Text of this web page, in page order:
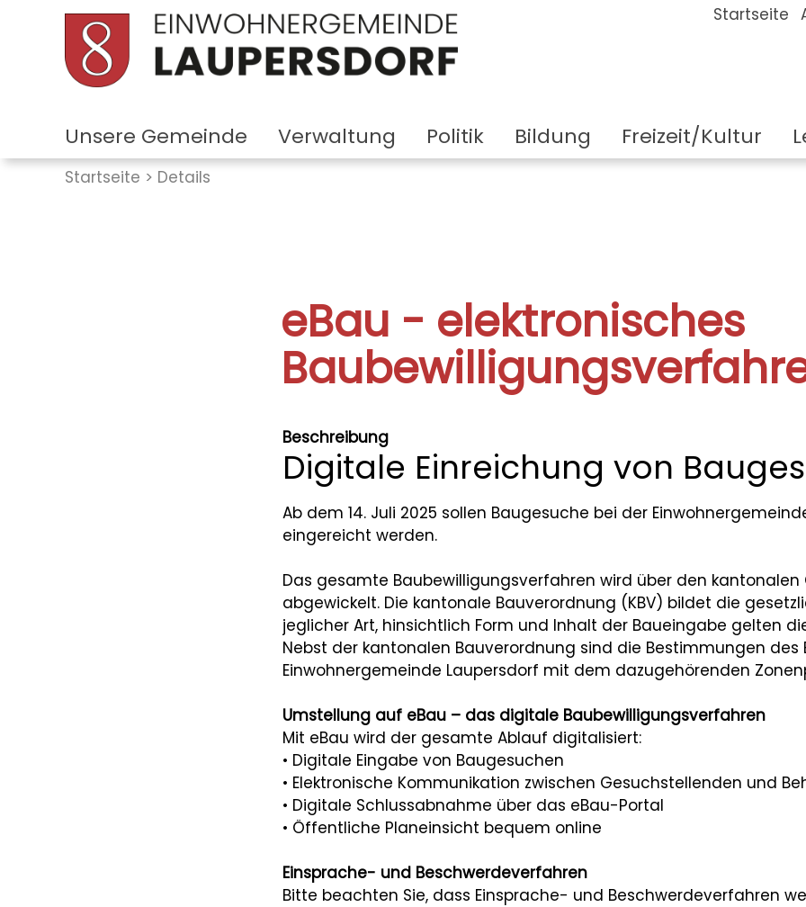
Startseite
Unsere Gemeinde Verwaltung Politik Bildung Freizeit/Kultur
Startseite Details
eBau - elektronisches
Beschreibung
Digitale Einreichung von
Ab dem 14. Juli 2025 sollen Baugesuche bei der
eingereicht werden.
Das gesamte Baubewilligungsverfahren wird über den
abgewickelt. Die kantonale Bauverordnung (KBV) bildet die
jeglicher Art, hinsichtlich Form und Inhalt der Baueingabe gelten
Nebst der kantonalen Bauverordnung sind die Bestimmungen
Einwohnergemeinde Laupersdorf mit dem dazugehörenden
Umstellung auf eBau – das digitale Baubewilligungsverfahren
Mit eBau wird der gesamte Ablauf digitalisiert:
• Digitale Eingabe von Baugesuchen
• Elektronische Kommunikation zwischen Gesuchstellenden und
• Digitale Schlussabnahme über das eBau-Portal
• Öffentliche Planeinsicht bequem online
Einsprache- und Beschwerdeverfahren
Bitte beachten Sie, dass Einsprache- und Beschwerdeverfahren